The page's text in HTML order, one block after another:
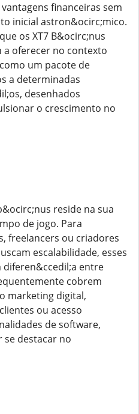
financeiras sem
inicial astron&ocirc;mico.
os XT7 B&ocirc;nus
oferecer no contexto
um pacote de
a determinadas
desenhados
o crescimento no
reside na sua
de jogo. Para
freelancers ou criadores
escalabilidade, esses
diferen&ccedil;a entre
cobrem
marketing digital,
ou acesso
de software,
se destacar no